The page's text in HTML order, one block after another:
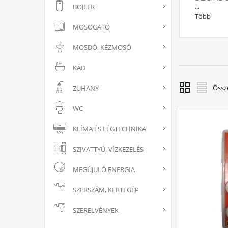
BOJLER
MOSOGATÓ
MOSDÓ, KÉZMOSÓ
KÁD
ZUHANY
WC
KLÍMA ÉS LÉGTECHNIKA
SZIVATTYÚ, VÍZKEZELÉS
MEGÚJULÓ ENERGIA
SZERSZÁM, KERTI GÉP
SZERELVÉNYEK
Itt
A
...
Több